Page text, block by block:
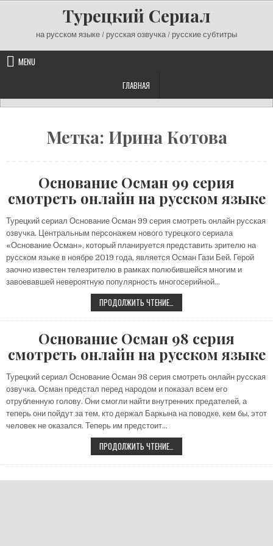
Турецкий Сериал
на русском языке / русская озвучка / русские субтитры
MENU
ГЛАВНАЯ
Метка: Ирина Котова
Основание Осман 99 серия
смотреть онлайн на русском языке
Турецкий сериал Основание Осман 99 серия смотреть онлайн русская
озвучка. Центральным персонажем нового турецкого сериала
«Основание Осман», который планируется представить зрителю на
русском языке в ноябре 2019 года, является Осман Гази Бей. Герой
заочно известен телезрителю в рамках полюбившейся многим и
завоевавшей невероятную популярность многосерийной…
ПРОДОЛЖИТЬ ЧТЕНИЕ…
ОСМАН
99
СМОТРЕТЬ
ОНЛАЙН
НА
РУССКОМ
Основание Осман 98 серия
смотреть онлайн на русском языке
Турецкий сериал Основание Осман 98 серия смотреть онлайн русская
озвучка. Осман предстал перед народом и показал всем его
отрубленную голову. Они смогли найти внутренних предателей, а
теперь они пойдут за тем, кто держал Баркына на поводке, кем бы, этот
человек не оказался. Теперь им предстоит…
ПРОДОЛЖИТЬ ЧТЕНИЕ…
ОСМАН
98
СМОТРЕТЬ